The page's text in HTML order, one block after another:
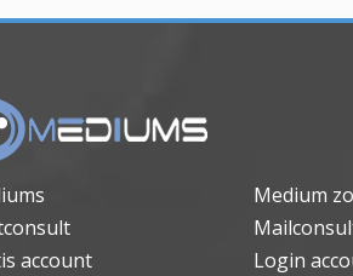
Medium
account
Login